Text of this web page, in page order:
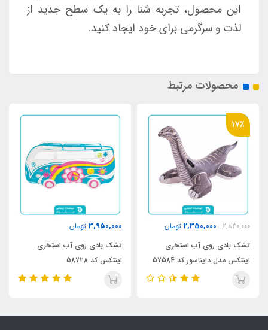
این محصول، تجربه شنا را به یک سطح جدید از
لذت و سرگرمی برای خود ایجاد کنید.
محصولات مرتبط
17٪
2,830,000
2,350,000 تومان
تشک بادی روی آب استخری
اینتکس مدل دایناسور کد 57584
3,950,000 تومان
تشک بادی روی آب استخری
اینتکس کد 58728